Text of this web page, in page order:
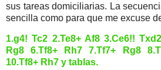
sus tareas domiciliarias. La
sencilla como para que me excuse
1.g4! Tc2 2.Te8+ Af8 3.Ce6!!
Rg8 6.Tf8+ Rh7 7.Tf7+ Rg8
10.Tf8+ Rh7 y tablas.